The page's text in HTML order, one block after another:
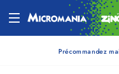
Précommandez